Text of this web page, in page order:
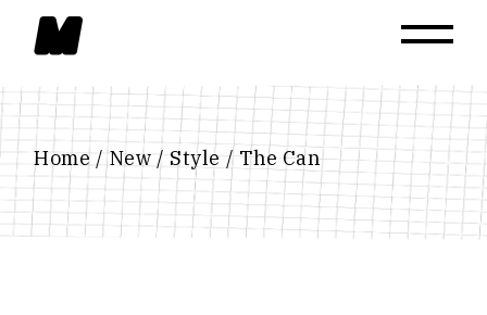
content
Home New Style The Can